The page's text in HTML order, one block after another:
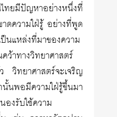
ยมีปัญหาอย่างหนึ่งที่
ดความใฝ่รู้ อย่างที่พูด
นแหล่งที่มาของความ
ว้าทางวิทยาศาสตร์
วิทยา­ศาสตร์จะเจริญ
พอมีความใฝ่รู้ขึ้นมา
องรับใช้ความ